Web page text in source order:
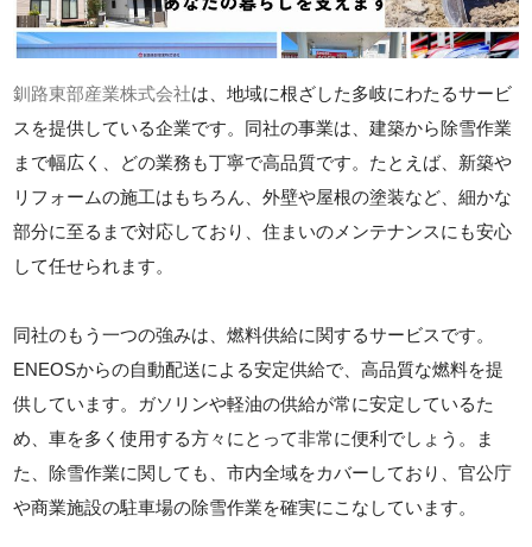
釧路東部産業株式会社は、地域に根ざした多岐にわたるサービ
スを提供している企業です。同社の事業は、建築から除雪作業
まで幅広く、どの業務も丁寧で高品質です。たとえば、新築や
リフォームの施工はもちろん、外壁や屋根の塗装など、細かな
部分に至るまで対応しており、住まいのメンテナンスにも安心
して任せられます。
同社のもう一つの強みは、燃料供給に関するサービスです。
ENEOSからの自動配送による安定供給で、高品質な燃料を提
供しています。ガソリンや軽油の供給が常に安定しているた
め、車を多く使用する方々にとって非常に便利でしょう。ま
た、除雪作業に関しても、市内全域をカバーしており、官公庁
や商業施設の駐車場の除雪作業を確実にこなしています。